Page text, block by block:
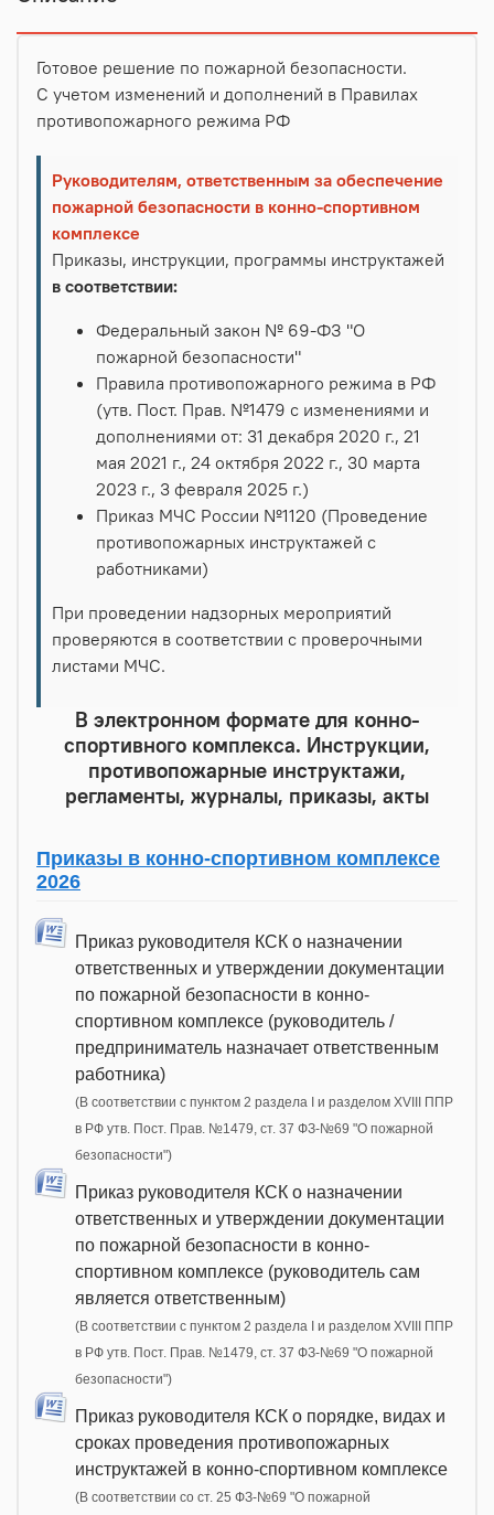
Готовое решение по пожарной безопасности.
С учетом изменений и дополнений в Правилах
противопожарного режима РФ
Руководителям, ответственным за обеспечение
пожарной безопасности в конно-спортивном
комплексе
Приказы, инструкции, программы инструктажей
в соответствии:
Федеральный закон № 69-ФЗ "О
пожарной безопасности"
Правила противопожарного режима в РФ
(утв. Пост. Прав. №1479 с изменениями и
дополнениями от: 31 декабря 2020 г., 21
мая 2021 г., 24 октября 2022 г., 30 марта
2023 г., 3 февраля 2025 г.)
Приказ МЧС России №1120 (Проведение
противопожарных инструктажей с
работниками)
При проведении надзорных мероприятий
проверяются в соответствии с проверочными
листами МЧС.
В электронном формате для конно-
спортивного комплекса. Инструкции,
противопожарные инструктажи,
регламенты, журналы, приказы, акты
Приказы в конно-спортивном комплексе
2026
Приказ руководителя КСК о назначении
ответственных и утверждении документации
по пожарной безопасности в конно-
спортивном комплексе (руководитель /
предприниматель назначает ответственным
работника)
(В соответствии с пунктом 2 раздела I и разделом XVIII ППР
в РФ утв. Пост. Прав. №1479, ст. 37 ФЗ-№69 "О пожарной
безопасности")
Приказ руководителя КСК о назначении
ответственных и утверждении документации
по пожарной безопасности в конно-
спортивном комплексе (руководитель сам
является ответственным)
(В соответствии с пунктом 2 раздела I и разделом XVIII ППР
в РФ утв. Пост. Прав. №1479, ст. 37 ФЗ-№69 "О пожарной
безопасности")
Приказ руководителя КСК о порядке, видах и
сроках проведения противопожарных
инструктажей в конно-спортивном комплексе
(В соответствии со ст. 25 ФЗ-№69 "О пожарной